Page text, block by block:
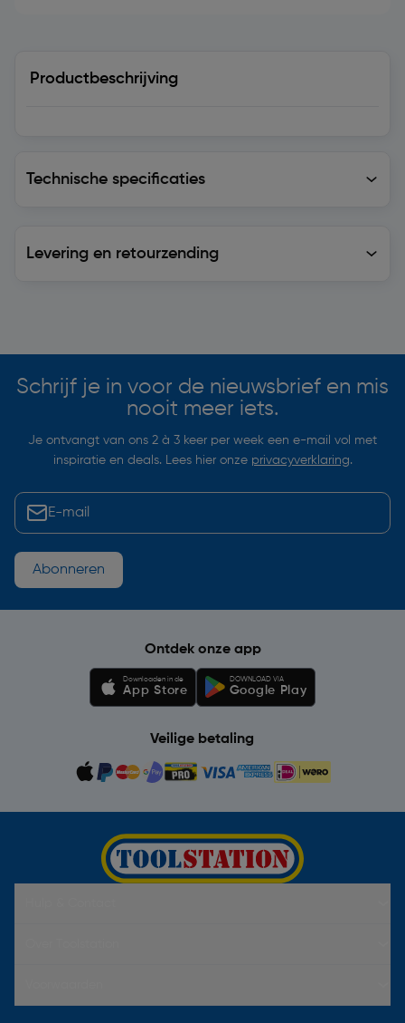
Productbeschrijving
Technische specificaties
Levering en retourzending
Schrijf je in voor de nieuwsbrief en mis
nooit meer iets.
Je ontvangt van ons 2 à 3 keer per week een e-mail vol met
inspiratie en deals. Lees hier onze privacyverklaring.
Abonneren
Ontdek onze app
Downloaden in de
App Store
DOWNLOAD VIA
Google Play
Veilige betaling